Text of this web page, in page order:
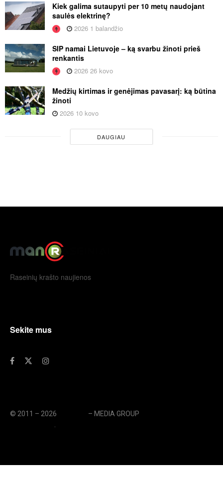
Kiek galima sutaupyti per 10 metų naudojant
saulės elektrinę?
2026 1 balandžio
SIP namai Lietuvoje – ką svarbu žinoti prieš
renkantis
2026 26 kovo
Medžių kirtimas ir genėjimas pavasarį: ką būtina
žinoti
2026 10 kovo
DAUGIAU
Raseinių krašto naujienos
Sekite mus
© 2011 – 2026 – MEDIA GROUP